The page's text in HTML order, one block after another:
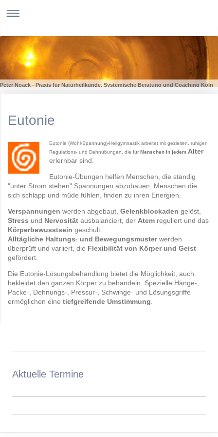
Peter Noack - Praxis für Naturheilkunde, Systemische Beratung und Coaching Köln
Eutonie
Eutonie (Wohl-Spannung)-Heilgymnastik arbeitet mit gezielten, ruhigen
Regulations- und Dehnübungen, die für Menschen in jedem Alter
erlernbar sind.
Eutonie-Übungen helfen Menschen, die ständig
"unter Strom stehen" Spannungen abzubauen, Menschen die
sich schlapp und müde fühlen, finden zu ihren Energien.
Verspannungen werden abgebaut, Gelenkblockaden gelöst,
Stress und Nervosität ausbalanciert, der Atem reguliert und das
Körperbewusstsein geschult.
Alltägliche Haltungs- und Bewegungsmusterwerden
überprüft und variiert, die Flexibilität von Körper und Geist
gefördert.
Die Eutonie-Lösungsbehandlung bietet die Möglichkeit, auch
bekleidet den ganzen Körper zu behandeln. Spezielle Hänge-,
Packe-, Dehnungs-, Pressur-, Schwinge- und Lösungsgriffe
ermöglichen eine tiefgreifende Umstimmung
Aktuelle Termine